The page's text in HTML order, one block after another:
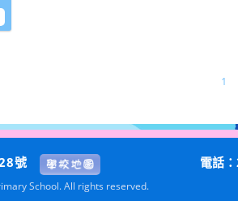
1
號 電話
School. All rights reserved.